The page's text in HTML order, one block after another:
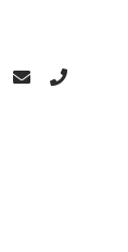
emailphone